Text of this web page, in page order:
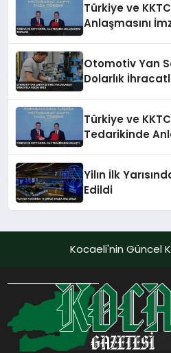
Türkiye ve
Anlaşmasını
Otomotiv Yan
Dolarlık
Türkiye ve
Tedarikinde
Yilın İlk
Edildi
Kocaeli'nin Güncel